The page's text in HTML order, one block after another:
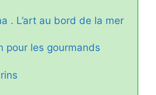
. L’art au bord de la mer
pour les gourmands